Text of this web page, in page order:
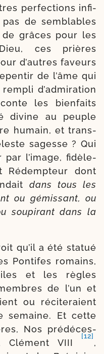
per­fec­tions infi­
de sem­blables
grâces pour les
ces prières
d’autres faveurs
de l’âme qui
d’admiration
les bien­faits
divine au peuple
humain, et trans­
sagesse ? Qui
par l’image, fidè­le­
Rédempteur dont
dans tous les
ou gémis­sant, ou
sou­pi­rant dans la
qu’il a été sta­tué
Pontifes romains,
et les règles
de l’un et
ou réci­te­raient
semaine. Et cette
Nos pré­dé­ces­
Clément VIII
[12]
,